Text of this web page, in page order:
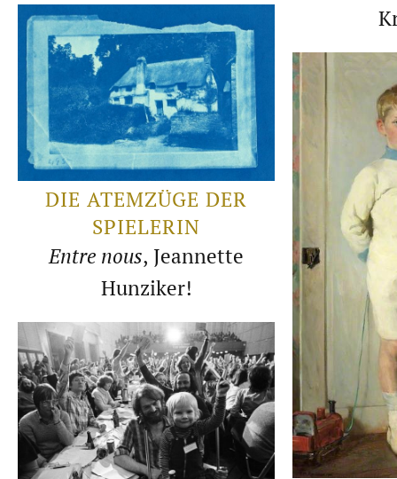
DIE ATEMZÜGE DER
SPIELERIN
Entre nous, Jeannette
Hunziker!